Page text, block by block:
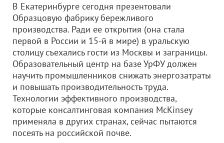
В Екатеринбурге сегодня презентовали
Образцовую фабрику бережливого
производства. Ради ее открытия (она стала
первой в России и 15-й в мире) в уральскую
столицу съехались гости из Москвы и заграницы.
Образовательный центр на базе УрФУ должен
научить промышленников снижать энергозатраты
и повышать производительность труда.
Технологии эффективного производства,
которые консалтинговая компания McKinsey
применяла в других странах, сейчас пытаются
посеять на российской почве.